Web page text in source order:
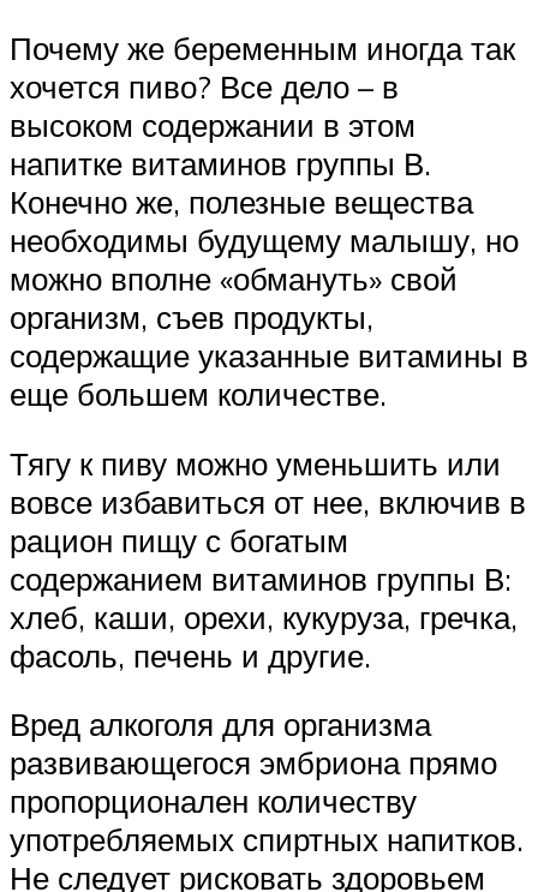
Почему же беременным иногда так
хочется пиво? Все дело – в
высоком содержании в этом
напитке витаминов группы В.
Конечно же, полезные вещества
необходимы будущему малышу, но
можно вполне «обмануть» свой
организм, съев продукты,
содержащие указанные витамины в
еще большем количестве.
Тягу к пиву можно уменьшить или
вовсе избавиться от нее, включив в
рацион пищу с богатым
содержанием витаминов группы В:
хлеб, каши, орехи, кукуруза, гречка,
фасоль, печень и другие.
Вред алкоголя для организма
развивающегося эмбриона прямо
пропорционален количеству
употребляемых спиртных напитков.
Не следует рисковать здоровьем